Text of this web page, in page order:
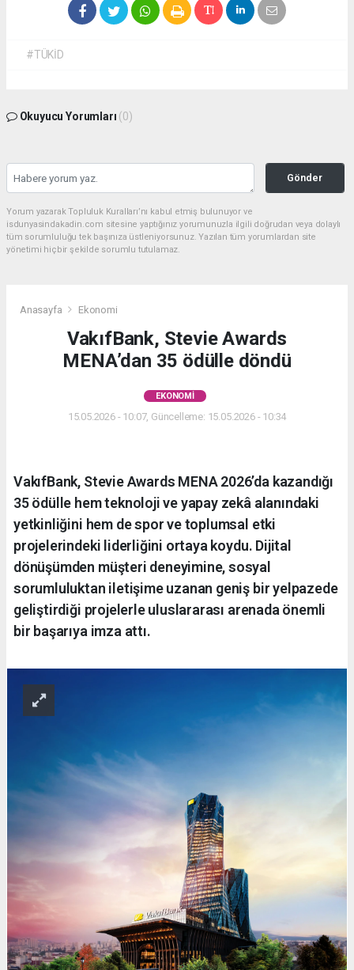
#TÜKİD
Okuyucu Yorumları (0)
Gönder
Yorum yazarak Topluluk Kuralları’nı kabul etmiş bulunuyor ve
isdunyasindakadin.com sitesine yaptığınız yorumunuzla ilgili doğrudan veya dolaylı
tüm sorumluluğu tek başınıza üstleniyorsunuz. Yazılan tüm yorumlardan site
yönetimi hiçbir şekilde sorumlu tutulamaz.
Anasayfa Ekonomi
VakıfBank, Stevie Awards
MENA’dan 35 ödülle döndü
EKONOMI
15.05.2026 - 10:07, Güncelleme: 15.05.2026 - 10:34
VakıfBank, Stevie Awards MENA 2026’da kazandığı
35 ödülle hem teknoloji ve yapay zekâ alanındaki
yetkinliğini hem de spor ve toplumsal etki
projelerindeki liderliğini ortaya koydu. Dijital
dönüşümden müşteri deneyimine, sosyal
sorumluluktan iletişime uzanan geniş bir yelpazede
geliştirdiği projelerle uluslararası arenada önemli
bir başarıya imza attı.